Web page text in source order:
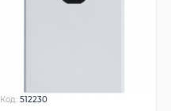
Код: 512230